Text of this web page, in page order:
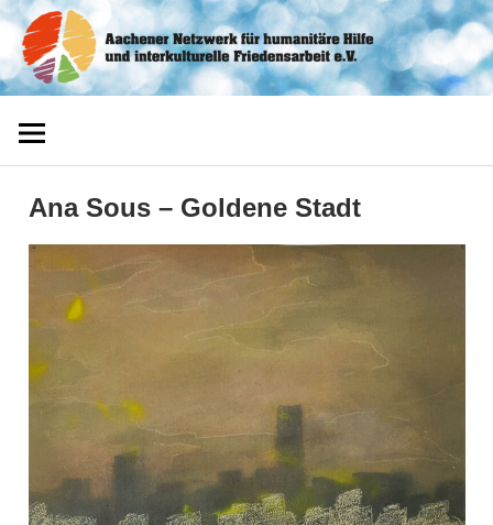
Zum
Inhalt
springen
Aachener
Netzwerk
Ana Sous – Goldene Stadt